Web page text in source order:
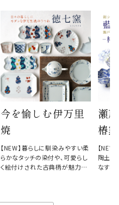
今を愉しむ伊万里
焼
【NEW】暮らしに馴染みやすい柔
らかなタッチの染付や、可愛らし
く絵付けされた古典柄が魅力の
瀬
椿窯
【
陶土と
なす、